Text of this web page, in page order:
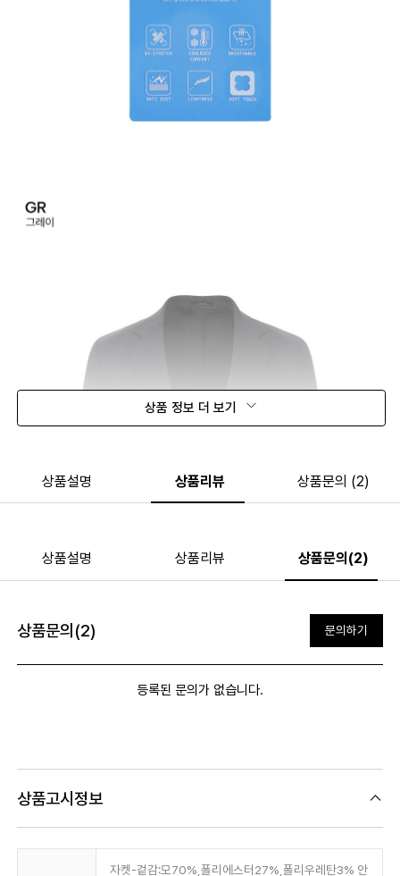
상품 정보 더 보기
상품설명 상품리뷰 상품문의 (2)
상품설명 상품리뷰 상품문의(2)
상품문의(2) 문의하기
등록된 문의가 없습니다.
상품고시정보
자켓-겉감:모70%,폴리에스터27%,폴리우레탄3% 안